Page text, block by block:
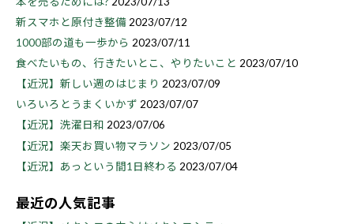
新スマホと原付き整備 2023/07/12
1000部の道も一歩から 2023/07/11
食べたいもの、行きたいとこ、やりたいこと 2023/07/10
【近況】新しい週のはじまり 2023/07/09
いろいろとうまくいかず 2023/07/07
【近況】洗濯日和 2023/07/06
【近況】楽天お買い物マラソン 2023/07/05
【近況】あっという間1日終わる 2023/07/04
最近の人気記事